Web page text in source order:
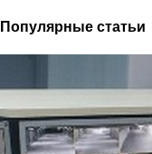
Популярные статьи